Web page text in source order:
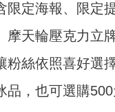
限定海報、限定
摩天輪壓克力立
粉絲依照喜好選
品，也可選購